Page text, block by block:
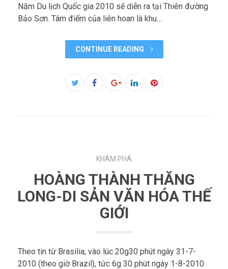
Năm Du lịch Quốc gia 2010 sẽ diễn ra tại Thiên đường
Bảo Sơn. Tâm điểm của liên hoan là khu…
CONTINUE READING
Facebook
KHÁM PHÁ
HOÀNG THÀNH THĂNG
LONG-DI SẢN VĂN HÓA THẾ
GIỚI
Theo tin từ Brasilia, vào lúc 20g30 phút ngày 31-7-
2010 (theo giờ Brazil), tức 6g 30 phút ngày 1-8-2010